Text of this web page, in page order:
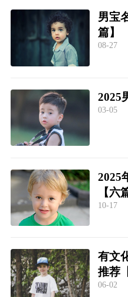
男宝
篇】
08-27
2025
03-05
2025
【六
10-17
有文
推荐
06-02